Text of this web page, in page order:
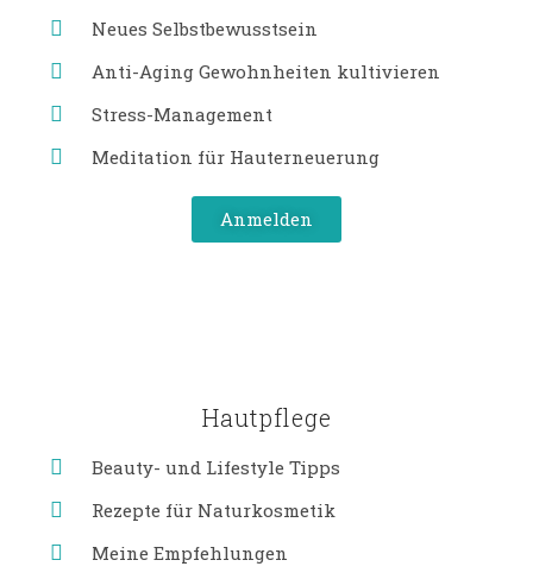
Neues Selbstbewusstsein
Anti-Aging Gewohnheiten kultivieren
Stress-Management
Meditation für Hauterneuerung
Anmelden
Hautpflege
Beauty- und Lifestyle Tipps
Rezepte für Naturkosmetik
Meine Empfehlungen